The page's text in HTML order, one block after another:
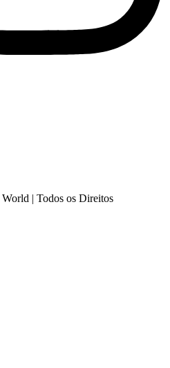
| Todos os Direitos